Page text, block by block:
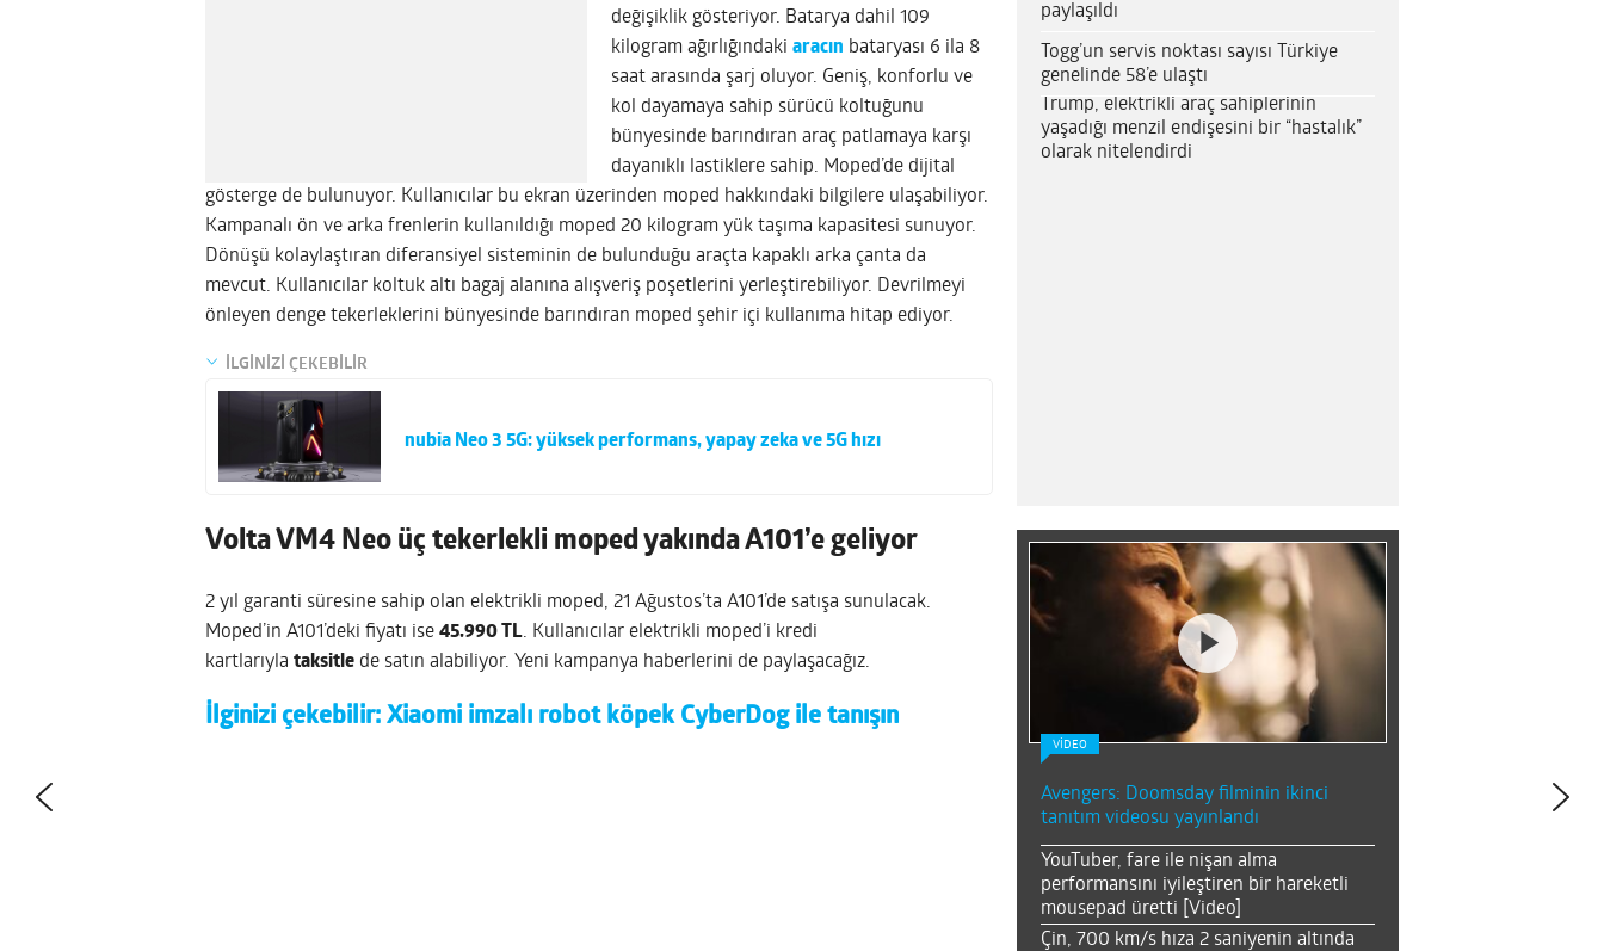
değişiklik gösteriyor. Batarya dahil 109
kilogram ağırlığındaki aracın bataryası 6 ila 8
saat arasında şarj oluyor. Geniş, konforlu ve
kol dayamaya sahip sürücü koltuğunu
bünyesinde barındıran araç patlamaya karşı
dayanıklı lastiklere sahip. Moped’de dijital
gösterge de bulunuyor. Kullanıcılar bu ekran üzerinden moped hakkındaki bilgilere ulaşabiliyor.
Kampanalı ön ve arka frenlerin kullanıldığı moped 20 kilogram yük taşıma kapasitesi sunuyor.
Dönüşü kolaylaştıran diferansiyel sisteminin de bulunduğu araçta kapaklı arka çanta da
mevcut. Kullanıcılar koltuk altı bagaj alanına alışveriş poşetlerini yerleştirebiliyor. Devrilmeyi
önleyen denge tekerleklerini bünyesinde barındıran moped şehir içi kullanıma hitap ediyor.
İLGİNİZİ ÇEKEBİLİR
nubia Neo 3 5G: yüksek performans, yapay zeka ve 5G hızı
Volta VM4 Neo üç tekerlekli moped yakında A101’e geliyor
2 yıl garanti süresine sahip olan elektrikli moped, 21 Ağustos’ta A101’de satışa sunulacak.
Moped’in A101’deki fiyatı ise 45.990 TL. Kullanıcılar elektrikli moped’i kredi
kartlarıyla taksitle de satın alabiliyor. Yeni kampanya haberlerini de paylaşacağız.
İlginizi çekebilir: Xiaomi imzalı robot köpek CyberDog ile tanışın
paylaşıldı
Togg’un servis noktası sayısı Türkiye
genelinde 58’e ulaştı
Trump, elektrikli araç sahiplerinin
yaşadığı menzil endişesini bir “hastalık”
olarak nitelendirdi
VİDEO
Avengers: Doomsday filminin ikinci
tanıtım videosu yayınlandı
YouTuber, fare ile nişan alma
performansını iyileştiren bir hareketli
mousepad üretti [Video]
Çin, 700 km/s hıza 2 saniyenin altında